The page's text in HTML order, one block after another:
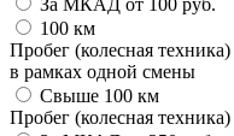
100 км
Пробег (колесная техника)
в рамках одной смены
Свыше 100 км
Пробег (колесная техника)